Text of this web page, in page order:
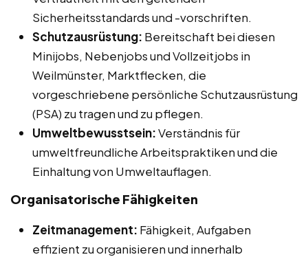
Sicherheitsstandards und -vorschriften.
Schutzausrüstung: Bereitschaft bei diesen
Minijobs, Nebenjobs und Vollzeitjobs in
Weilmünster, Marktflecken, die
vorgeschriebene persönliche Schutzausrüstung
(PSA) zu tragen und zu pflegen.
Umweltbewusstsein:Verständnis für
umweltfreundliche Arbeitspraktiken und die
Einhaltung von Umweltauflagen.
Organisatorische Fähigkeiten
Zeitmanagement: Fähigkeit, Aufgaben
effizient zu organisieren und innerhalb